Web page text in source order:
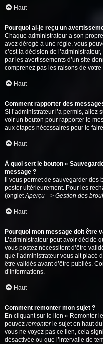
Haut
Pourquoi ai-je reçu un
Chaque administrateur a son
avez dérogé à une règle, vous
c’est la décision de
par les avertissements d’un site
comprenez pas les raisons de
Haut
Comment rapporter des
Si l’administrateur l’a permis,
voir un bouton pour rapporter le
aux étapes nécessaires pour le
Haut
À quoi sert le bouton «
message ?
Il vous permet de sauvegarder
poster ultérieurement. Pour les
(ongletAperçu --> Gestion des
Haut
Pourquoi mon message doit être
L’administrateur peut avoir décidé
vous postez nécessitent d’être
que l’administrateur vous ait placé
être validés avant d’être publiés.
d’informations.
Haut
Comment remonter mon sujet ?
En cliquant sur le lien « Remonter
pouvez remonterle sujet en haut
vous ne voyez pas ce lien, cela
désactivée ou que l’intervalle de